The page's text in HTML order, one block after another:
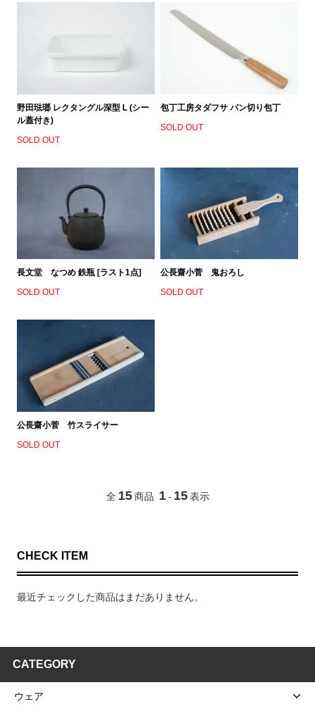
野田琺瑯 レクタングル深型 L (シー
ル蓋付き)
SOLD OUT
包丁工房タダフサ パン切り包丁
SOLD OUT
長文堂 なつめ 鉄瓶 [ラスト1点]
SOLD OUT
公長齋小菅 鬼おろし
SOLD OUT
公長齋小菅 竹スライサー
SOLD OUT
全 15 商品 1 - 15 表示
CHECK ITEM
最近チェックした商品はまだありません。
CATEGORY
ウェア